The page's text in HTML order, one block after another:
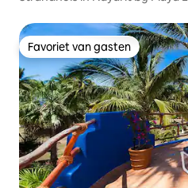
Favoriet van gasten
Favoriet van gasten